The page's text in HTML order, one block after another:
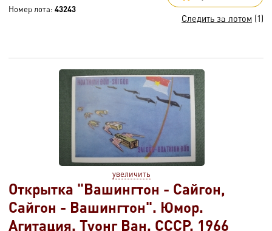
Номер лота: 43243
Следить за лотом (1)
увеличить
Открытка "Вашингтон - Сайгон,
Сайгон - Вашингтон". Юмор.
Агитация. Туонг Ван. СССР. 1966